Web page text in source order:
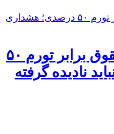
افزایش ۲۰ درصدی حقوق برابر تورم ۵۰
نادیده گرفته